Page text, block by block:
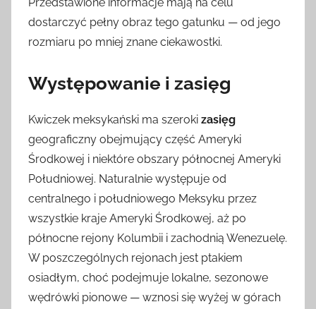
Przedstawione informacje mają na celu
dostarczyć pełny obraz tego gatunku — od jego
rozmiaru po mniej znane ciekawostki.
Występowanie i zasięg
Kwiczek meksykański ma szeroki zasięg
geograficzny obejmujący część Ameryki
Środkowej i niektóre obszary północnej Ameryki
Południowej. Naturalnie występuje od
centralnego i południowego Meksyku przez
wszystkie kraje Ameryki Środkowej, aż po
północne rejony Kolumbii i zachodnią Wenezuelę.
W poszczególnych rejonach jest ptakiem
osiadłym, choć podejmuje lokalne, sezonowe
wędrówki pionowe — wznosi się wyżej w górach